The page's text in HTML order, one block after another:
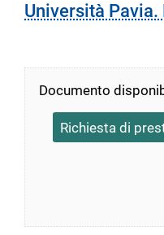
Università
Documento
Richiesta di